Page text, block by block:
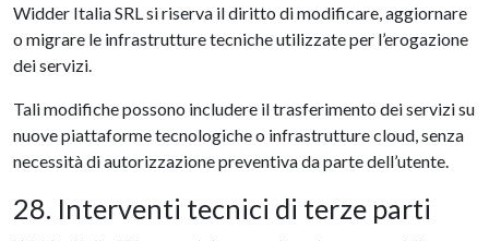
Widder Italia SRL si riserva il diritto di modificare, aggiornare
o migrare le infrastrutture tecniche utilizzate per l’erogazione
dei servizi.
Tali modifiche possono includere il trasferimento dei servizi su
nuove piattaforme tecnologiche o infrastrutture cloud, senza
necessità di autorizzazione preventiva da parte dell’utente.
28. Interventi tecnici di terze parti